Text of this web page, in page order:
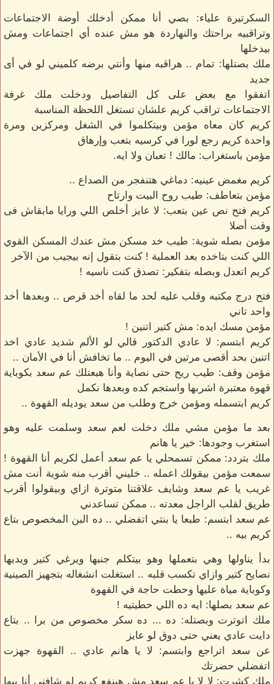
السكرتيرة علياء: بصي أنا ممكن أدخلك أوضة الاجتماعات
وتراقبيه براحتك والنهاردة هو مش عنده أي اجتماعات ومش
بيدخلها
ملك بصتلها: تمام .. هراقبه منها وأنتي برضه كلميني لو في أى
جديد
اتفقوا مع بعض على كل التفاصيل ودخلت ملك غرفة
الاجتماعات تراقب كريم علشان تستغل اللحظة المناسبة
كريم كان معاه مؤمن وبيتكلموا في الشغل ومركزين ومرة
واحدة كريم رجع لورا في كرسيه بتعب وإرهاق
مؤمن باستغراب: مالك ! تعبان ولا ايه.
كريم مغمض عينيه: دماغي هتنفجر من الصداع ..
مؤمن بتعاطف: طيب روح البيت وارتاح
كريم فتح نص عين بتعب: لا عايز أخلص اللي ورايا مابقاش فى
وقت أصلا
مؤمن بصله شوية: طيب خد مسكن مش عندك المسكن القوي
اللي كنت بتاخده بعد العملية ! كنت بتقول إنه بيجيب من الآخر
كريم اتعدل وبصله بتفكير: تصدق كنت ناسيه !
فتح درج مكتبه وقلب عليه لحد ما لقاه أخد قرص .. وبعدها أخد
واحد تاني
مؤمن مسك ايده: مش كتير اتنين !
كريم ابتسم: لا عادي الدكتور قالي لو الألم شديد عادي اخد
اتنين بحد أقصى مرتين في اليوم .. ما تخافش أنا في الأمان ..
مؤمن وقف: طيب ريح حتى نصاية وأنا هبعتلك عم سعد بكوباية
قهوة معتبرة اشربها واستجم كده وبعدها نكمل
كريم ابتسمله ومؤمن خرج وطلب من سعد يوديله القهوة ..
بعد ما مؤمن مشي ملك دخلت لعم سعد وسلمت عليه وهو
استغرب وجودها: خير يا هانم
ملك بتردد: ممكن تسمحلي يا عم سعد أعمل لكريم أنا القهوة !
سمعت مؤمن بيقولك اعمله .. خليني أقرب منه شوية أنت مش
غريب يا عم سعد وشايف علاقتنا متوترة ازاي وبيقولوا أقرب
طريق لقلب الراجل معدته .. ممكن تساعدني
عم سعد ابتسم: طبعا يا بنتي اتفضلي .. ده البن المخصوص بتاع
كريم بيه ..
بدأ يناولها وهي بتعملها وهو بيتكلم جنبها ويرغي كتير ويديها
نصايح كتير وازاي تكسب قلبه .. استغلت انشغاله بتجهيز الصينية
وكوباية مياة عليها وحطت حاجة في القهوة
عم سعد بصلها: ايه ده اللي حطيتيه !
ملك اتوترت وبصتله: ده ... ده سكر مخصوص من برا .. بتاع
دايت عادي يعني حتى دوق لو عايز
عن سعد اتراجع وابتسم: لا يا هانم عادي .. القهوة جهزت
اتفضلي حضرتك
ملك كشرت: لا لا يا عم سعد مش هينفع كريم لو شافني أنا بيها